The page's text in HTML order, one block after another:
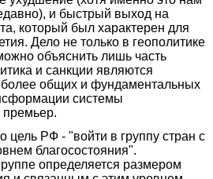
и быстрый выход на
который был характерен для
Дело не только в геополитике
объяснить лишь часть
и санкции являются
более общих и фундаментальных
системы
премьер.
цель РФ - "войти в группу стран с
благосостояния".
определяется размером